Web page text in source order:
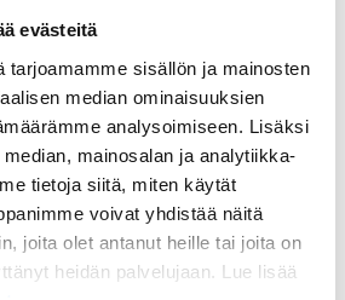
evästeitä
tarjoamamme sisällön ja mainosten
median ominaisuuksien
analysoimiseen. Lisäksi
mainosalan ja analytiikka-
tietoja siitä, miten käytät
voivat yhdistää näitä
joita olet antanut heille tai joita on
heidän palvelujaan. Lue lisää
Pamark Group
jonka valikoimassa on yli 18000
ja terveydenhuollon
valikoimasta